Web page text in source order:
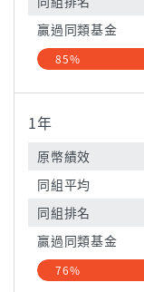
贏過同類基金
85%
1年
原幣績效
同組平均
同組排名
贏過同類基金
76%